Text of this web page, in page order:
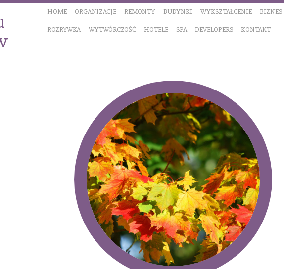
HOME ORGANIZACJE REMONTY BUDYNKI WYKSZTAŁCENIE
ROZRYWKA WYTWÓRCZOŚĆ HOTELE SPA DEVELOPERS KONTAKT